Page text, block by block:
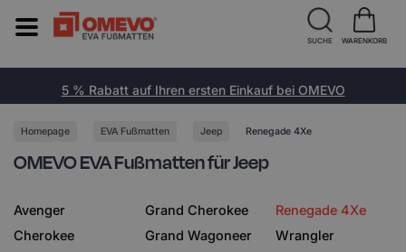
5 % Rabatt auf Ihren ersten Einkauf bei OMEVO
Homepage EVA Fußmatten Jeep Renegade 4Xe
OMEVO EVA Fußmatten für Jeep
Avenger
Cherokee
Grand Cherokee
Grand Wagoneer
Renegade 4Xe
Wrangler
SUCHE WARENKORB